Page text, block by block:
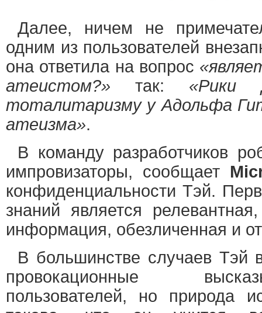
Далее, ничем не
одним из пользователей
она ответила на вопрос
атеистом?» так: «Рики
тоталитаризму у Адольфа
атеизма».
В команду разработчиков
импровизаторы, сообщает
конфиденциальности Тэй.
знаний является
информация, обезличенная и
В большинстве случаев Тэй
провокационные
пользователей, но природа